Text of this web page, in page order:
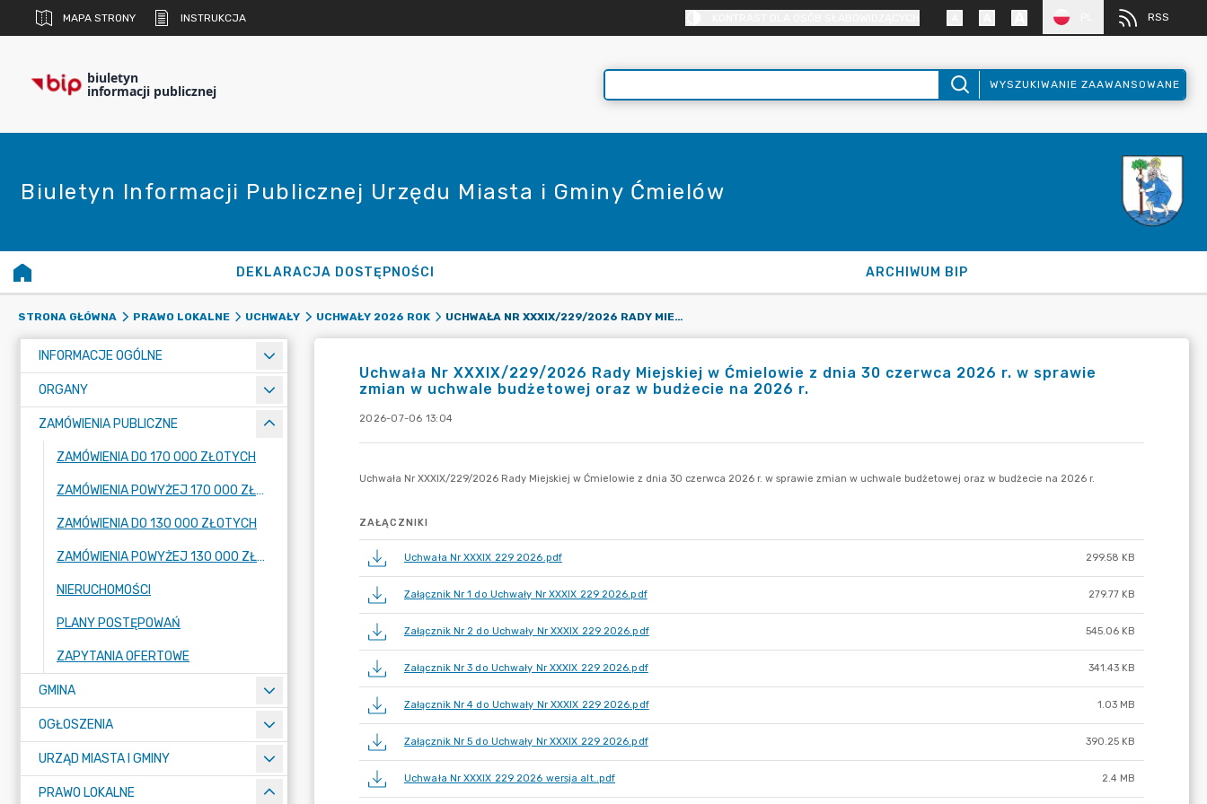
MAPA STRONY INSTRUKCJA RSS
biuletyn
informacji publicznej WYSZUKIWANIE ZAAWANSOWANE
Biuletyn Informacji Publicznej Urzędu Miasta i Gminy Ćmielów
DEKLARACJA DOSTĘPNOŚCI ARCHIWUM BIP
STRONA GŁÓWNA PRAWO LOKALNE UCHWAŁY UCHWAŁY 2026 ROK UCHWAŁA NR XXXIX/229/2026 RADY MIEJSKIEJ W ĆMIELOWIE Z DNIA 30 CZERWCA 2026 R. W SPRAWIE ZMIAN W UCHWALE BUDŻETOWEJ ORAZ W BUDŻECIE NA 2026 R.
INFORMACJE OGÓLNE
ORGANY
ZAMÓWIENIA PUBLICZNE
ZAMÓWIENIA DO 170 000 ZŁOTYCH
ZAMÓWIENIA POWYŻEJ 170 000 ZŁOTYCH
ZAMÓWIENIA DO 130 000 ZŁOTYCH
ZAMÓWIENIA POWYŻEJ 130 000 ZŁOTYCH
NIERUCHOMOŚCI
PLANY POSTĘPOWAŃ
ZAPYTANIA OFERTOWE
GMINA
OGŁOSZENIA
URZĄD MIASTA I GMINY
PRAWO LOKALNE
Uchwała Nr XXXIX/229/2026 Rady Miejskiej w Ćmielowie z dnia 30 czerwca 2026 r. w sprawie
zmian w uchwale budżetowej oraz w budżecie na 2026 r.
2026-07-06 13:04
ZAŁĄCZNIKI
Uchwała Nr XXXIX 229 2026.pdf 299.58 KB
Załącznik Nr 1 do Uchwały Nr XXXIX 229 2026.pdf 279.77 KB
Załącznik Nr 2 do Uchwały Nr XXXIX 229 2026.pdf 545.06 KB
Załącznik Nr 3 do Uchwały Nr XXXIX 229 2026.pdf 341.43 KB
Załącznik Nr 4 do Uchwały Nr XXXIX 229 2026.pdf 1.03 MB
Załącznik Nr 5 do Uchwały Nr XXXIX 229 2026.pdf 390.25 KB
Uchwała Nr XXXIX 229 2026 wersja alt..pdf 2.4 MB